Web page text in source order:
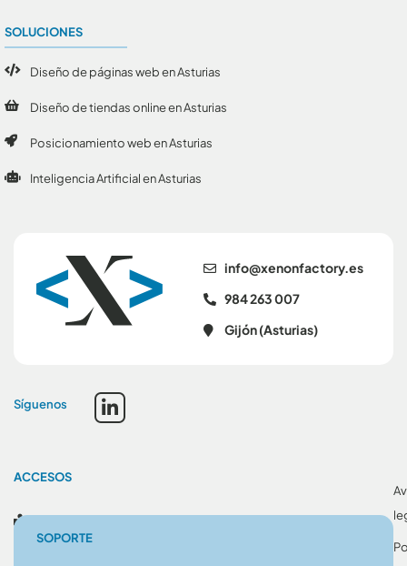
se.yrotcafnonex@ofni
984 263 007
Gijón (Asturias)
Síguenos
SOLUCIONES
Diseño de páginas web en Asturias
Diseño de tiendas online en Asturias
Posicionamiento web en Asturias
Inteligencia Artificial en Asturias
ACCESOS
SOPORTE